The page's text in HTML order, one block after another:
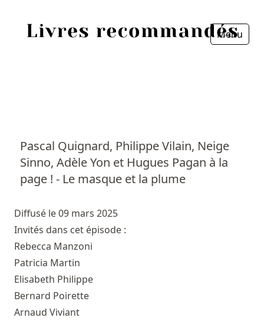
Menu
Pascal Quignard, Philippe Vilain, Neige
Sinno, Adèle Yon et Hugues Pagan à la
page ! - Le masque et la plume
Diffusé le 09 mars 2025
Invités dans cet épisode :
Rebecca Manzoni
Patricia Martin
Elisabeth Philippe
Bernard Poirette
Arnaud Viviant
Personnes
Livres les plus recommandés
Prix littéraires
Fermer